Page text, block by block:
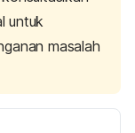
untuk
masalah